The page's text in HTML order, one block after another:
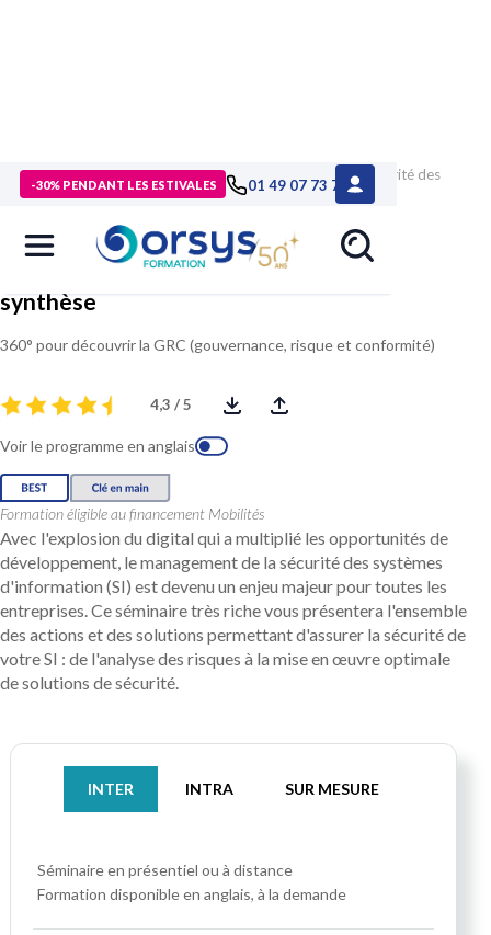
-30% PENDANT LES ESTIVALES 01 49 07 73 73
> Formations>Technologies numériques
Formation Sécurité des
systèmes d'information, synthèse
Sécurité des systèmes d'information,
synthèse
360° pour découvrir la GRC (gouvernance, risque et conformité)
4,3 / 5
Voir le programme en anglais
Formation éligible au financement Mobilités
Avec l'explosion du digital qui a multiplié les opportunités de
développement, le management de la sécurité des systèmes
d'information (SI) est devenu un enjeu majeur pour toutes les
entreprises. Ce séminaire très riche vous présentera l'ensemble
des actions et des solutions permettant d'assurer la sécurité de
votre SI : de l'analyse des risques à la mise en œuvre optimale
de solutions de sécurité.
INTER INTRA SUR MESURE
Séminaire en présentiel ou à distance
Formation disponible en anglais, à la demande